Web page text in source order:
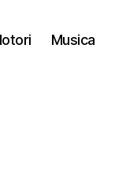
Musica